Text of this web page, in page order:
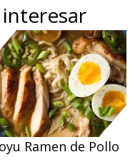
Ramen de Pollo